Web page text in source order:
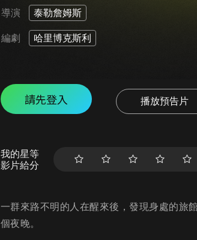
導演 泰勒詹姆斯
編劇 哈里博克斯利
請先登入 播放預告片
我的星等
影片給分
一群來路不明的人在醒來後，發現身處的旅
個夜晚。